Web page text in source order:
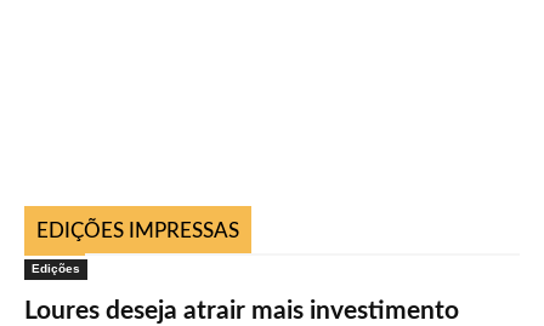
EDIÇÕES IMPRESSAS
Edições
Loures deseja atrair mais investimento